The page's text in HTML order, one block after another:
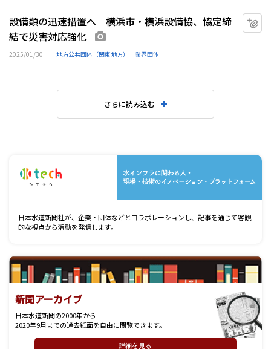
設備類の迅速措置へ 横浜市・横浜設備協、協定締
結で災害対応強化
2025/01/30 地方公共団体（関東地方） 業界団体
さらに読み込む
日本水道新聞社が、企業・団体などとコラボレーションし、記事を通じて客観
的な視点から活動を発信します。
新聞アーカイブ
日本水道新聞の2000年から
2020年9月までの過去紙面を自由に閲覧できます。
詳細を見る